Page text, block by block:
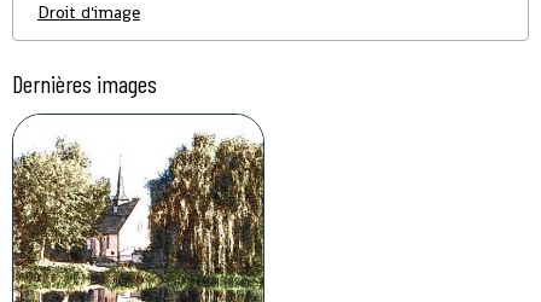
Droit d'image
Dernières images